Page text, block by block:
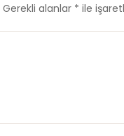
Gerekli alanlar * ile